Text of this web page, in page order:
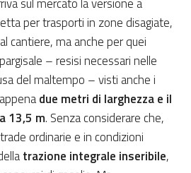
per trasporti in zone disagiate,
cantiere, ma anche per quei
– resisi necessari nelle
del maltempo – visti anche i
due metri di larghezza e il
13,5 m. Senza considerare che,
ordinarie e in condizioni
trazione integrale inseribile,